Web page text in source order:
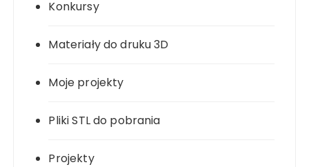
Konkursy
Materiały do druku 3D
Moje projekty
Pliki STL do pobrania
Projekty